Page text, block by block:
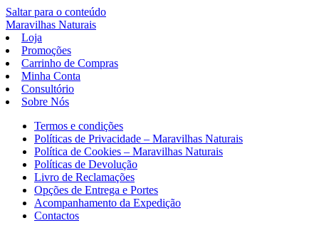
Saltar para o conteúdo
Maravilhas Naturais
Loja
Promoções
Carrinho de Compras
Minha Conta
Consultório
Sobre Nós
Termos e condições
Políticas de Privacidade – Maravilhas Naturais
Política de Cookies – Maravilhas Naturais
Políticas de Devolução
Livro de Reclamações
Opções de Entrega e Portes
Acompanhamento da Expedição
Contactos